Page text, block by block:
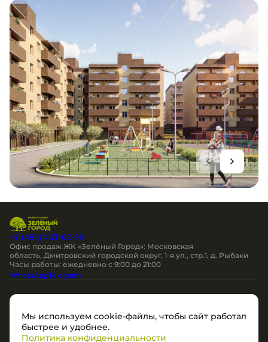
+7 (495) 431-62-95
Офис продаж ЖК «Зелёный Город»: Московская
область, Дмитровский городской округ, 1-я ул., стр.1, д. Рыбаки
Часы работы: ежедневно c 9:00 до 21:00
WhatsAppTelegram
Остались вопросы?
Мы перезвоним
Мы используем cookie-файлы, чтобы сайт работал
быстрее и удобнее.
Политика конфиденциальности